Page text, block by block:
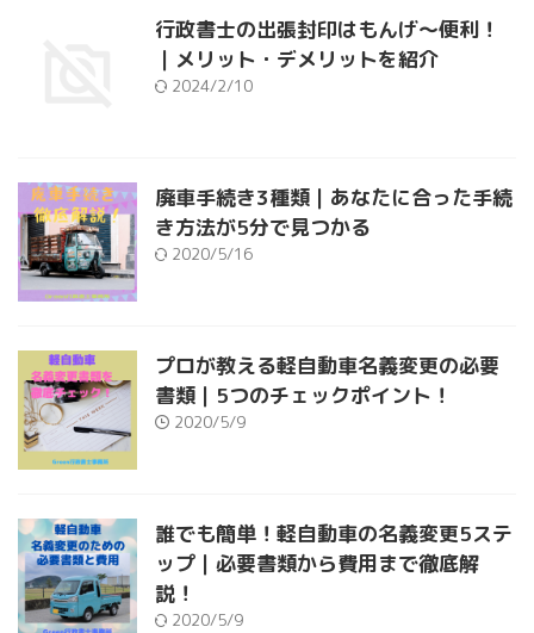
行政書士の出張封印はもんげ～便利！
｜メリット・デメリットを紹介
2024/2/10
廃車手続き3種類｜あなたに合った手続
き方法が5分で見つかる
2020/5/16
プロが教える軽自動車名義変更の必要
書類｜5つのチェックポイント！
2020/5/9
誰でも簡単！軽自動車の名義変更5ステ
ップ｜必要書類から費用まで徹底解
説！
2020/5/9